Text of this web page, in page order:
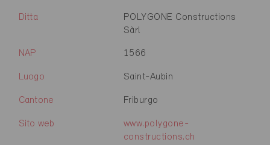
Ditta
POLYGONE Constructions
Sàrl
NAP 1566
Luogo Saint-Aubin
Cantone Friburgo
Sito web
www.polygone-
constructions.ch